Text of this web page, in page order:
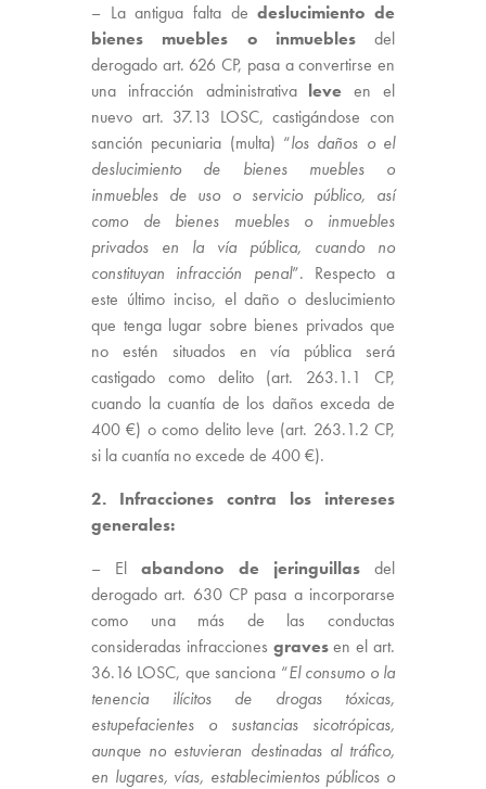
– La antigua falta dedeslucimiento de
bienes muebles o inmueblesdel
derogado art. 626 CP, pasa a convertirse en
una infracción administrativa leve en el
nuevo art. 37.13 LOSC, castigándose con
sanción pecuniaria (multa) “los daños o el
deslucimiento de bienes muebles o
inmuebles de uso o servicio público, así
como de bienes muebles o inmuebles
privados en la vía pública, cuando no
constituyan infracción penal”. Respecto a
este último inciso, el daño o deslucimiento
que tenga lugar sobre bienes privados que
no estén situados en vía pública será
castigado como delito (art. 263.1.1 CP,
cuando la cuantía de los daños exceda de
400 €) o como delito leve (art. 263.1.2 CP,
si la cuantía no excede de 400 €).
2. Infracciones contra los intereses
generales:
– Elabandono de jeringuillasdel
derogado art. 630 CP pasa a incorporarse
como una más de las conductas
consideradas infracciones gravesen el art.
36.16 LOSC, que sanciona “El consumo o la
tenencia ilícitos de drogas tóxicas,
estupefacientes o sustancias sicotrópicas,
aunque no estuvieran destinadas al tráfico,
en lugares, vías, establecimientos públicos o